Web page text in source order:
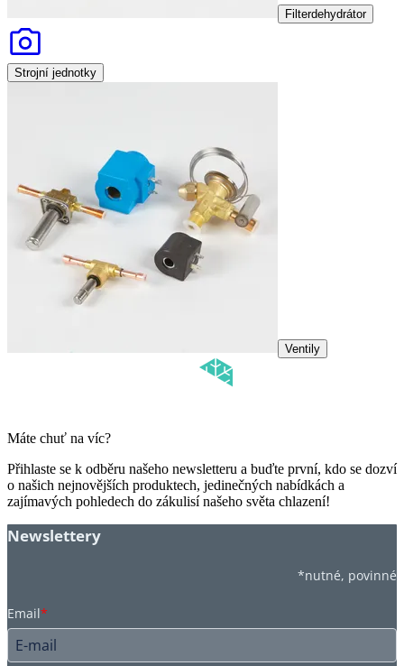
Filterdehydrátor
Strojní jednotky
Ventily
Máte chuť na víc?
Přihlaste se k odběru našeho newsletteru a buďte první, kdo se dozví
o našich nejnovějších produktech, jedinečných nabídkách a
zajímavých pohledech do zákulisí našeho světa chlazení!
Newslettery
*nutné, povinné
Email*